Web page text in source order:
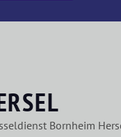
Bornheim